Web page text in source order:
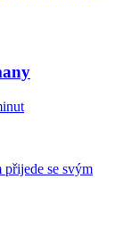
se svým